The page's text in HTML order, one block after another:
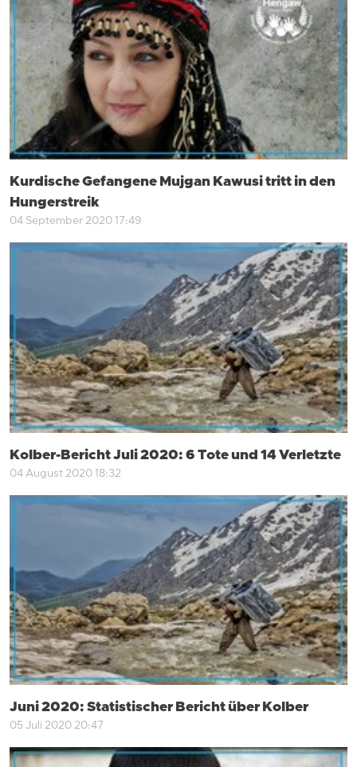
Kurdische Gefangene Mujgan Kawusi tritt in den
Hungerstreik
04 September 2020 17:49
Kolber-Bericht Juli 2020: 6 Tote und 14 Verletzte
04 August 2020 18:32
Juni 2020: Statistischer Bericht über Kolber
05 Juli 2020 20:47